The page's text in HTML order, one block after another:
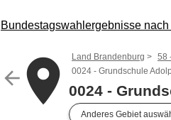
Bundestagswahlergebnisse
arrow_backplaceLand Brandenburg 58
0024 - Grundschule
0024 -
Anderes Gebiet